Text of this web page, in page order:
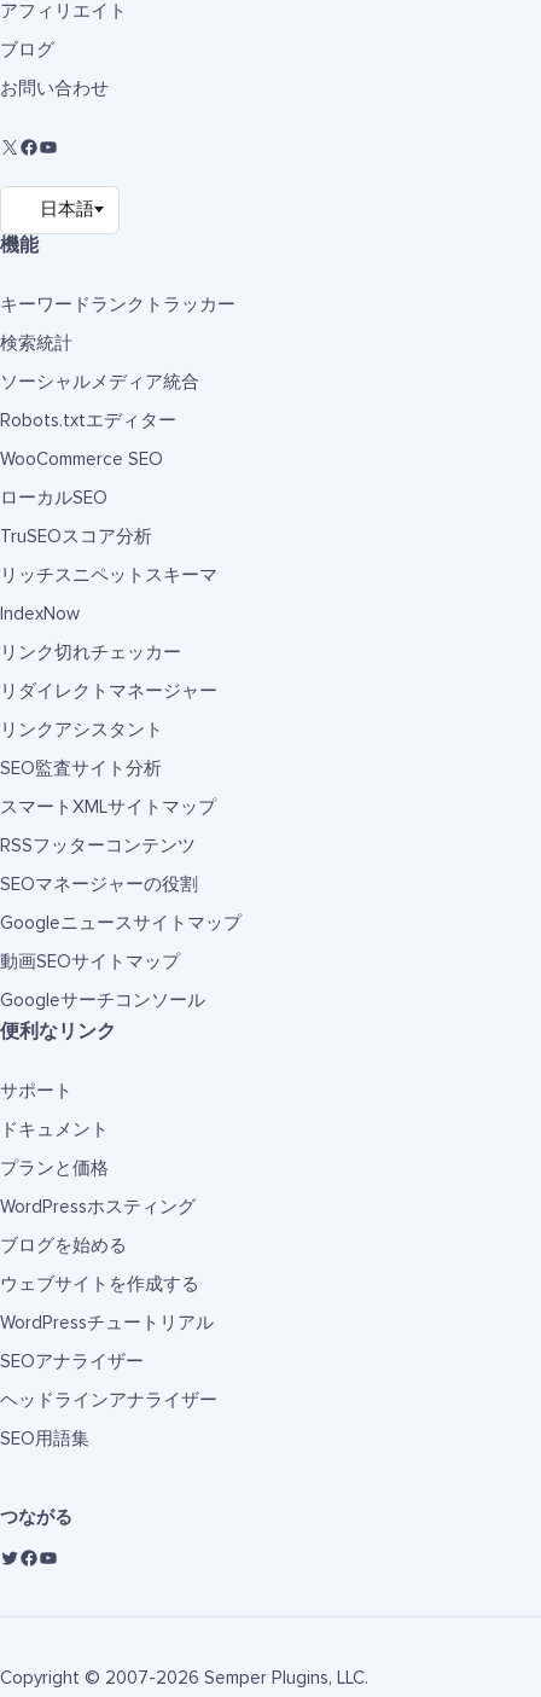
アフィリエイト
ブログ
お問い合わせ
機能
キーワードランクトラッカー
検索統計
ソーシャルメディア統合
Robots.txtエディター
WooCommerce SEO
ローカルSEO
TruSEOスコア分析
リッチスニペットスキーマ
IndexNow
リンク切れチェッカー
リダイレクトマネージャー
リンクアシスタント
SEO監査サイト分析
スマートXMLサイトマップ
RSSフッターコンテンツ
SEOマネージャーの役割
Googleニュースサイトマップ
動画SEOサイトマップ
Googleサーチコンソール
便利なリンク
サポート
ドキュメント
プランと価格
WordPressホスティング
ブログを始める
ウェブサイトを作成する
WordPressチュートリアル
SEOアナライザー
ヘッドラインアナライザー
SEO用語集
つながる
Copyright © 2007-2026 Semper Plugins, LLC.